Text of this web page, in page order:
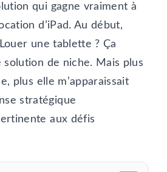
qui gagne vraiment à
d’iPad. Au début,
une tablette ? Ça
de niche. Mais plus
plus elle m’apparaissait
stratégique
aux défis